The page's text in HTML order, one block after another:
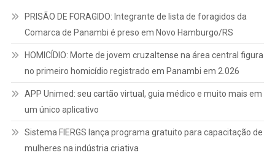
PRISÃO DE FORAGIDO: Integrante de lista de foragidos da
Comarca de Panambi é preso em Novo Hamburgo/RS
HOMICÍDIO: Morte de jovem cruzaltense na área central figura
no primeiro homicídio registrado em Panambi em 2.026
APP Unimed: seu cartão virtual, guia médico e muito mais em
um único aplicativo
Sistema FIERGS lança programa gratuito para capacitação de
mulheres na indústria criativa